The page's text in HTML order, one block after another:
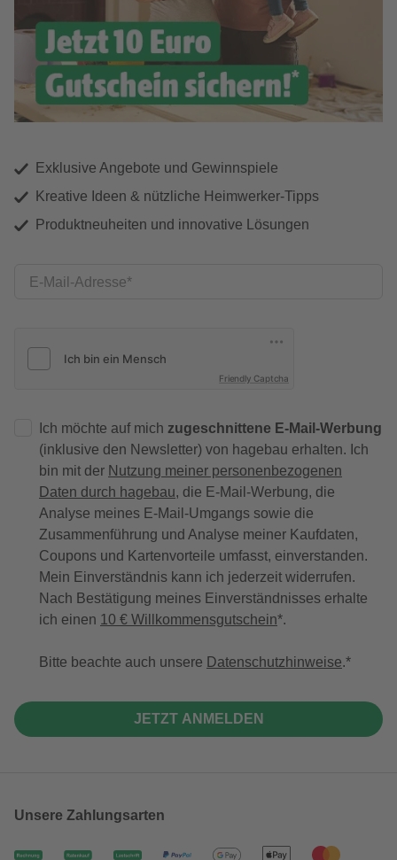
Exklusive Angebote und Gewinnspiele
Kreative Ideen & nützliche Heimwerker-Tipps
Produktneuheiten und innovative Lösungen
E-Mail-Adresse
Friendly Captcha
Ich möchte auf mich zugeschnittene E-Mail-Werbung
(inklusive den Newsletter) von hagebau erhalten. Ich
bin mit der Nutzung meiner personenbezogenen
Daten durch hagebau, die E-Mail-Werbung, die
Analyse meines E-Mail-Umgangs sowie die
Zusammenführung und Analyse meiner Kaufdaten,
Coupons und Kartenvorteile umfasst, einverstanden.
Mein Einverständnis kann ich jederzeit widerrufen.
Nach Bestätigung meines Einverständnisses erhalte
ich einen 10 € Willkommensgutschein*.
Bitte beachte auch unsere Datenschutzhinweise.
JETZT ANMELDEN
Unsere Zahlungsarten